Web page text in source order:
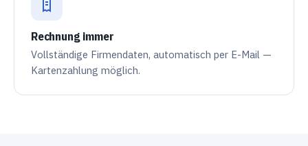
Rechnung immer
Vollständige Firmendaten, automatisch per E-Mail —
Kartenzahlung möglich.